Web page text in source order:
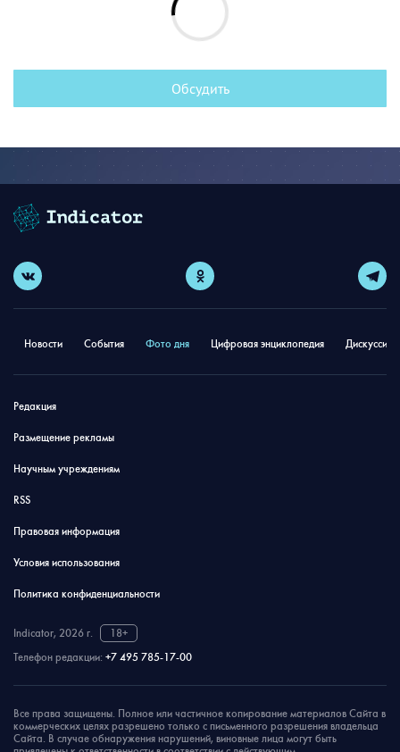
Обсудить
Новости События Фото дня Цифровая энциклопедия
Редакция
Размещение рекламы
Научным учреждениям
RSS
Правовая информация
Условия использования
Политика конфиденциальности
Indicator, 2026 г.
18+
Телефон редакции: +7 495 785-17-00
Все права защищены. Полное или частичное копирование материалов Сайта в
коммерческих целях разрешено только с письменного разрешения владельца
Сайта. В случае обнаружения нарушений, виновные лица могут быть